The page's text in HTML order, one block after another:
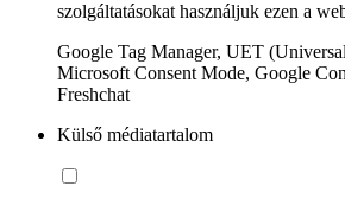
szolgáltatásokat használjuk ezen a
Google Tag Manager, UET
Microsoft Consent Mode, Google
Freshchat
Külső médiatartalom